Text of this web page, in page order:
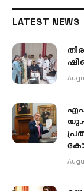
LATEST NEWS